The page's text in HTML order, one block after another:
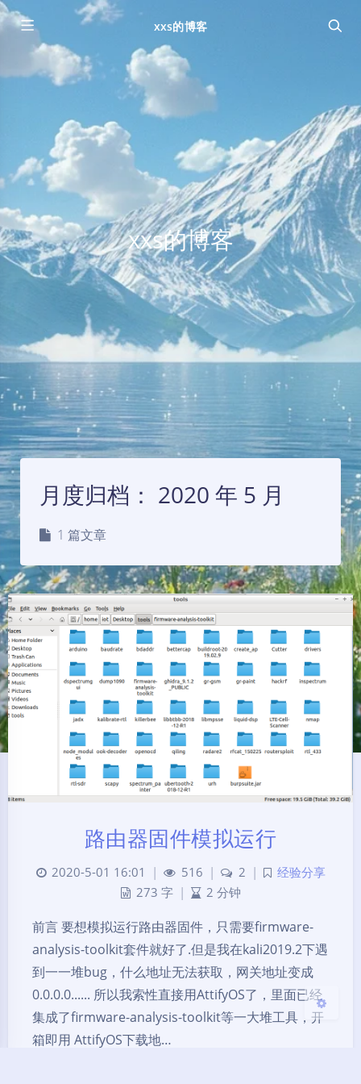
xxs的博客
xxs的博客
Sans Serif Serif
关闭 日落 暗化 灰度
月度归档： 2020 年 5 月
1 篇文章
路由器固件模拟运行
2020-5-01 16:01 | 516 | 2 |
经验分享
273 字 | 2 分钟
前言 要想模拟运行路由器固件，只需要firmware-
analysis-toolkit套件就好了.但是我在kali2019.2下遇
到一一堆bug，什么地址无法获取，网关地址变成
0.0.0.0...... 所以我索性直接用AttifyOS了，里面已经
集成了firmware-analysis-toolkit等一大堆工具，开
箱即用 AttifyOS下载地…